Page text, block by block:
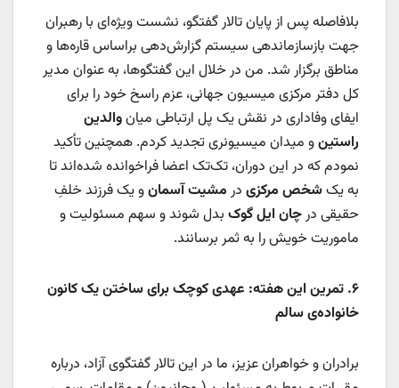
بلافاصله پس از پایان تالار گفتگو، نشست ویژه‌ای با رهبران
جهت بازسازماندهی سیستم گزارش‌دهی براساس قاره‌ها و
مناطق برگزار شد. من در خلال این گفتگوها، به عنوان مدیر
کل دفتر مرکزی میسیون جهانی، عزم راسخ خود را برای
ایفای وفاداری در نقش یک پل ارتباطی میانوالدین
راستینو میدان میسیونری تجدید کردم. همچنین تأکید
نمودم که در این دوران، تک‌تک اعضا فراخوانده شده‌اند تا
به یکشخص مرکزی در مشیت آسمانو یک فرزند خلفِ
حقیقی درچان ایل گوک بدل شوند و سهم مسئولیت و
ماموریت خویش را به ثمر برسانند.
۶. تمرین این هفته: عهدی کوچک برای ساختن یک کانون
خانواده‌ی سالم
برادران و خواهران عزیز، ما در این تالار گفتگوی آزاد، درباره